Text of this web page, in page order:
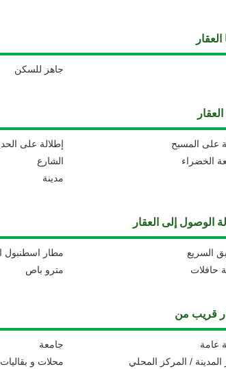
العقار
جاهز للسكن
إطلالة على
على المسبح
الشارع
الخضراء
مدينة
الوصول إلى العقار
مطار اسطنبول
السريع
مترو باص
حافلات
قريب من
جامعة
عامة
محلات و بقاليات
/ المركز المحلي